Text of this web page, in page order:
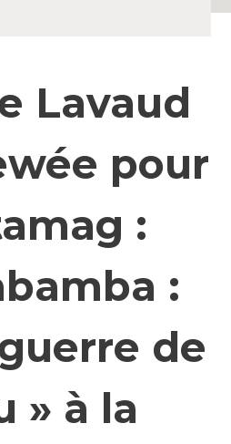
Lavaud
pour
:
:
de
» à la